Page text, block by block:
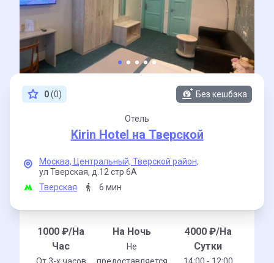
0(0) Без кешбэка
Отель
Kirin Hotel на Тверской
Москва, Центральный, Тверской район,
ул Тверская, д.12 стр 6А
Тверская
6 мин
1000 ₽/На
Час
На Ночь
Не
4000₽/На
Сутки